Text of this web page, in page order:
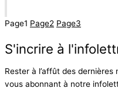
Page1 Page2 Page3
S'incrire à
Rester à l’affût des
vous abonnant à notre